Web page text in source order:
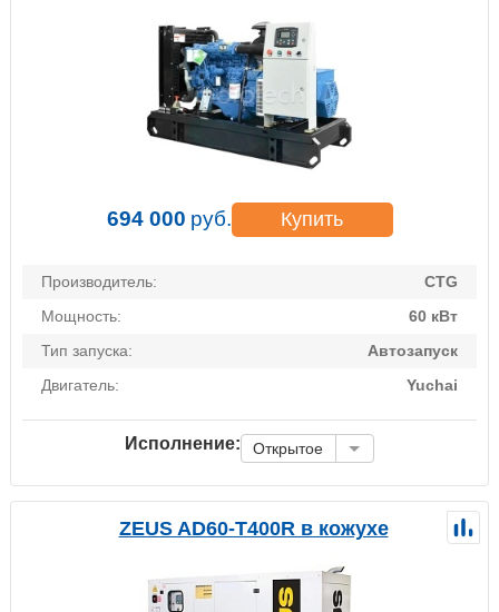
694 000 руб. Купить
Производитель:
CTG
Мощность:
60 кВт
Тип запуска:
Автозапуск
Двигатель:
Yuchai
Исполнение: Открытое
ZEUS AD60-T400R в кожухе